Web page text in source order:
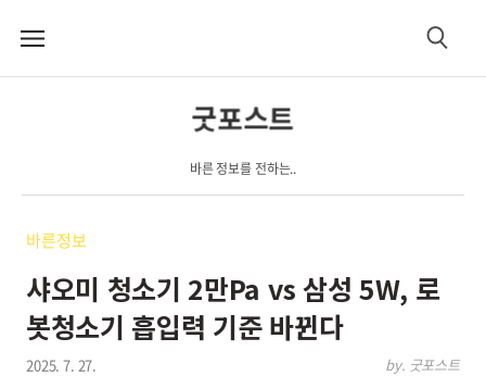
메
검
굿포스트
바른 정보를 전하는..
바른정보
샤오미 청소기 2만Pa vs 삼성 5W, 로
봇청소기 흡입력 기준 바뀐다
2025. 7. 27. by. 굿포스트